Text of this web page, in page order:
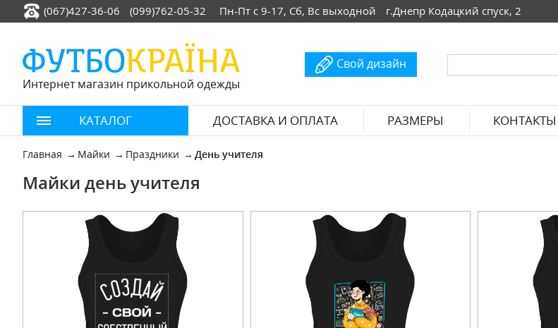
(067)427-36-06 (099)762-05-32 Пн-Пт с 9-17, Сб, Вс выходной г.Днепр Кодацкий спуск, 2
Интернет магазин прикольной одежды
Свой дизайн
КАТАЛОГ ДОСТАВКА И ОПЛАТА РАЗМЕРЫ КОНТАКТЫ
Главная Майки Праздники День учителя
Майки день учителя